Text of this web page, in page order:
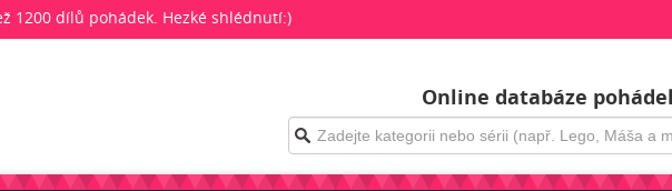
1200 dílů pohádek. Hezké shlédnutí:)
Online databáze